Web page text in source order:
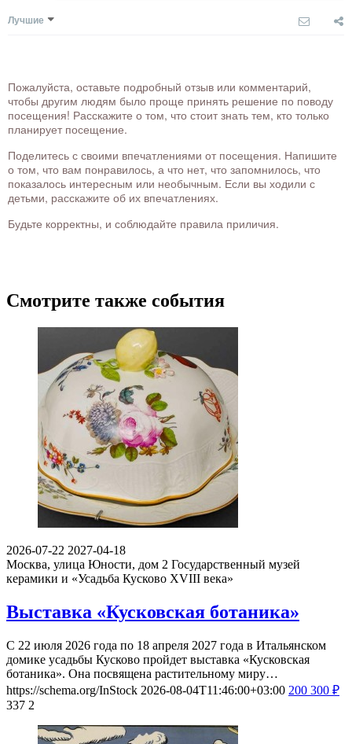
Лучшие
Пожалуйста, оставьте подробный отзыв или комментарий,
чтобы другим людям было проще принять решение по поводу
посещения! Расскажите о том, что стоит знать тем, кто только
планирует посещение.
Поделитесь с своими впечатлениями от посещения. Напишите
о том, что вам понравилось, а что нет, что запомнилось, что
показалось интересным или необычным. Если вы ходили с
детьми, расскажите об их впечатлениях.
Будьте корректны, и соблюдайте правила приличия.
Смотрите также события
2026-07-22 2027-04-18
Москва, улица Юности, дом 2 Государственный музей
керамики и «Усадьба Кусково XVIII века»
Выставка «Кусковская ботаника»
С 22 июля 2026 года по 18 апреля 2027 года в Итальянском
домике усадьбы Кусково пройдет выставка «Кусковская
ботаника». Она посвящена растительному миру…
https://schema.org/InStock 2026-08-04T11:46:00+03:00 200 300 ₽
337 2